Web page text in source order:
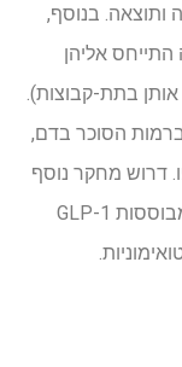
ותוצאה. בנוסף,
התייחס אליהן
בתת-קבוצות).
ברמות הסוכר בדם,
דרוש מחקר נוסף
כדי לחקור ולהעריך את תפקידן של תרופות מבוססות GLP-1